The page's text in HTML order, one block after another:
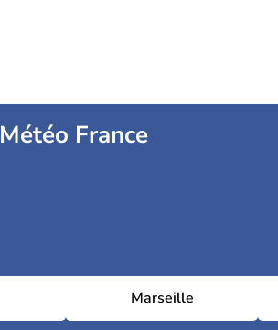
Météo France
Marseille